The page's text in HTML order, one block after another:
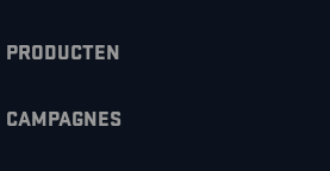
PRODUCTEN
CAMPAGNES